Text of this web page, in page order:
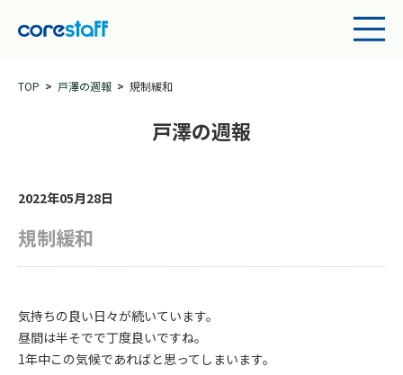
TOP 戸澤の週報 規制緩和
戸澤の週報
2022年05月28日
規制緩和
気持ちの良い日々が続いています。
昼間は半そでで丁度良いですね。
1年中この気候であればと思ってしまいます。